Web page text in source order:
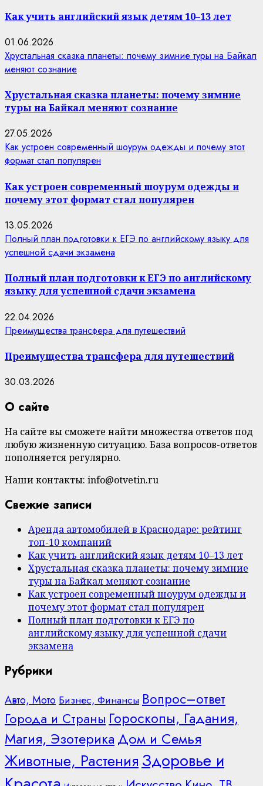
Как учить английский язык детям 10–13 лет
01.06.2026
Хрустальная сказка планеты: почему зимние туры на Байкал
меняют сознание
Хрустальная сказка планеты: почему зимние
туры на Байкал меняют сознание
27.05.2026
Как устроен современный шоурум одежды и почему этот
формат стал популярен
Как устроен современный шоурум одежды и
почему этот формат стал популярен
13.05.2026
Полный план подготовки к ЕГЭ по английскому языку для
успешной сдачи экзамена
Полный план подготовки к ЕГЭ по английскому
языку для успешной сдачи экзамена
22.04.2026
Преимущества трансфера для путешествий
Преимущества трансфера для путешествий
30.03.2026
О сайте
На сайте вы сможете найти множества ответов под
любую жизненную ситуацию. База вопросов-ответов
пополняется регулярно.
Наши контакты: info@otvetin.ru
Свежие записи
Аренда автомобилей в Краснодаре: рейтинг
топ-10 компаний
Как учить английский язык детям 10–13 лет
Хрустальная сказка планеты: почему зимние
туры на Байкал меняют сознание
Как устроен современный шоурум одежды и
почему этот формат стал популярен
Полный план подготовки к ЕГЭ по
английскому языку для успешной сдачи
экзамена
Рубрики
Авто, Мото Бизнес, Финансы Вопрос–ответ
Города и Страны Гороскопы, Гадания,
Магия, Эзотерика Дом и Семья
Животные, Растения Здоровье и